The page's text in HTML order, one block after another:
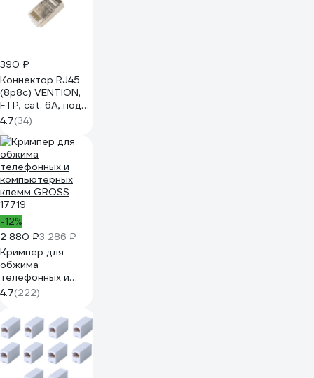
390 ₽
Коннектор RJ45
(8p8c) VENTION,
FTP, cat. 6A, под
витую пару,
экранированный
(10шт.) IDFR0-10
4.7(34)
-12%
2 880 ₽3 286 ₽
Кримпер для
обжима
телефонных и
компьютерных
клемм GROSS
17719
4.7(222)